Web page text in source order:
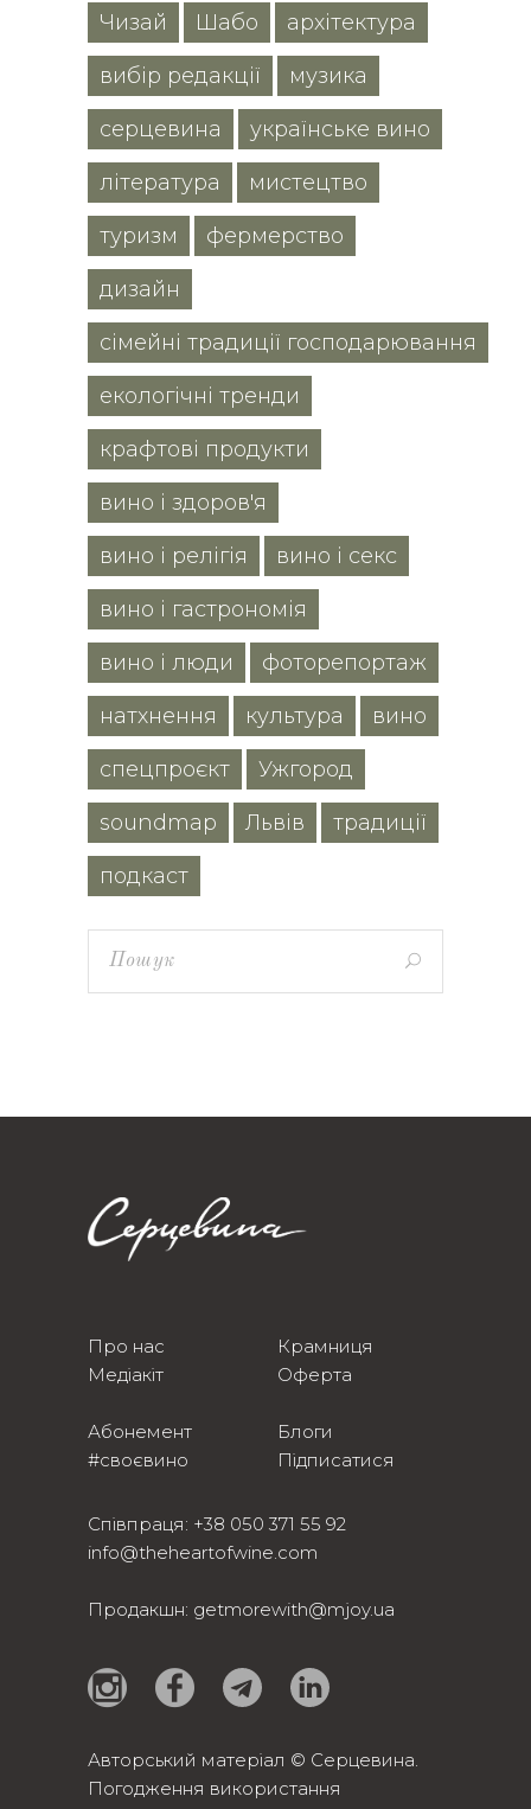
Чизай Шабо архітектура
вибір редакції музика
серцевина українське вино
література мистецтво
туризм фермерство
дизайн
сімейні традиції господарювання
екологічні тренди
крафтові продукти
вино і здоров'я
вино і релігія вино і секс
вино і гастрономія
вино і люди фоторепортаж
натхнення культура вино
спецпроєкт Ужгород
soundmap Львів традиції
подкаст
Про нас
Медіакіт
Абонемент
#своєвино
Крамниця
Оферта
Блоги
Підписатися
Співпраця: +38 050 371 55 92
info@theheartofwine.com
Продакшн: getmorewith@mjoy.ua
Авторський матеріал © Серцевина.
Погодження використання